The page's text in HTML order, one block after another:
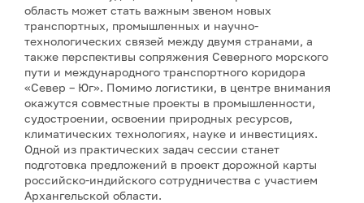
область может стать важным звеном новых
транспортных, промышленных и научно-
технологических связей между двумя странами, а
также перспективы сопряжения Северного морского
пути и международного транспортного коридора
«Север – Юг». Помимо логистики, в центре внимания
окажутся совместные проекты в промышленности,
судостроении, освоении природных ресурсов,
климатических технологиях, науке и инвестициях.
Одной из практических задач сессии станет
подготовка предложений в проект дорожной карты
российско-индийского сотрудничества с участием
Архангельской области.